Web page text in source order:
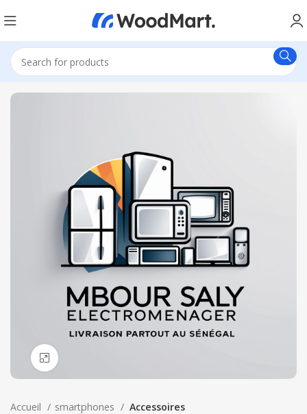
Accueil smartphones Accessoires